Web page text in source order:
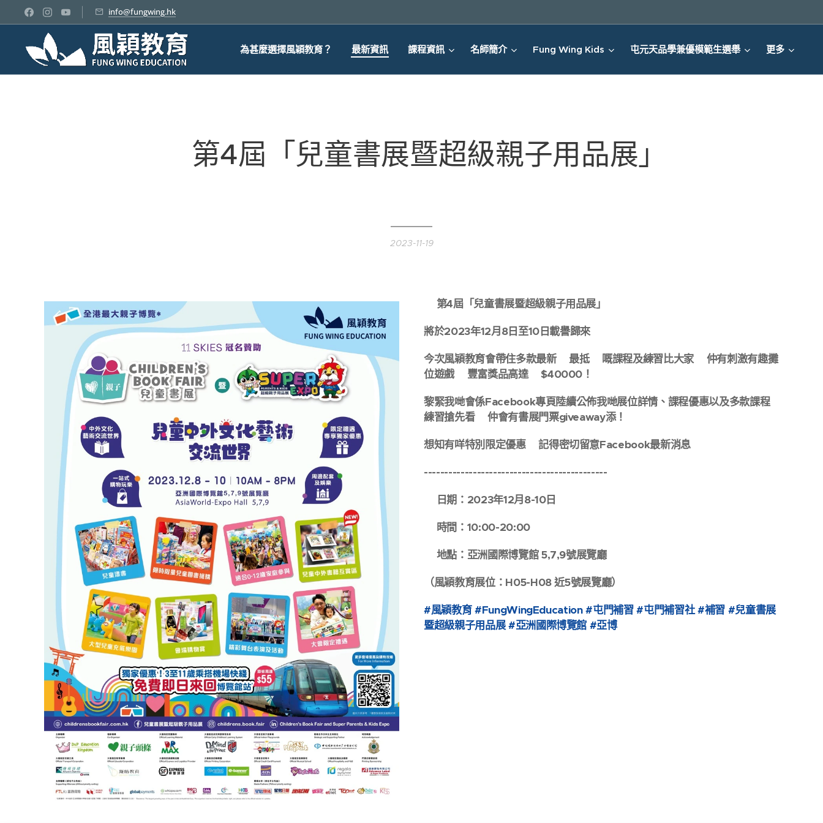
info@fungwing.hk
為甚麼選擇風穎教育？ 最新資訊 課程資訊 名師簡介 Fung Wing Kids 屯元天品學兼優模範生選舉 更多
✨第4屆「兒童書展暨超級親子用品展」
2023-11-19
✨第4屆「兒童書展暨超級親子用品展」✨
將於2023年12月8日至10日載譽歸來😆🔥
今次風穎教育會帶住多款最新❗️最抵❗️嘅課程及練習比大家🥳仲有刺激有趣攤
位遊戲🌈豐富獎品高達💰$40000！
黎緊我哋會係Facebook專頁陸續公佈我哋展位詳情、課程優惠以及多款課程
練習搶先看🤩仲會有書展門票giveaway添！
想知有咩特別限定優惠🤫記得密切留意Facebook最新消息‼️
---------------------------------------------
📆日期：2023年12月8-10日
🕐時間：10:00-20:00
📍地點：亞洲國際博覽館 5,7,9號展覽廳
（風穎教育展位：H05-H08 近5號展覽廳）
#風穎教育 #FungWingEducation #屯門補習 #屯門補習社 #補習 #兒童書展
暨超級親子用品展 #亞洲國際博覽館 #亞博